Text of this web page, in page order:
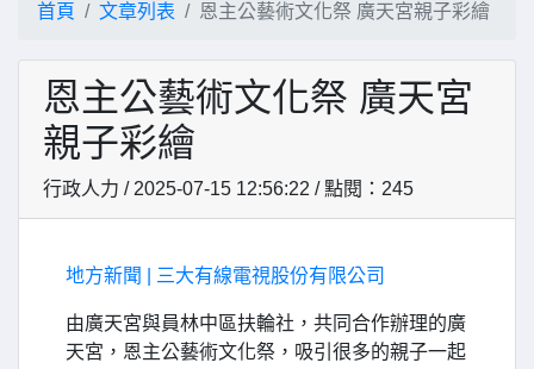
首頁 文章列表 恩主公藝術文化祭 廣天宮親子彩繪
恩主公藝術文化祭 廣天宮
親子彩繪
行政人力 / 2025-07-15 12:56:22 / 點閱：245
地方新聞 | 三大有線電視股份有限公司
由廣天宮與員林中區扶輪社，共同合作辦理的廣
天宮，恩主公藝術文化祭，吸引很多的親子一起